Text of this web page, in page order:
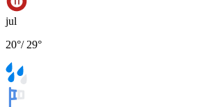
jul
20°/ 29°